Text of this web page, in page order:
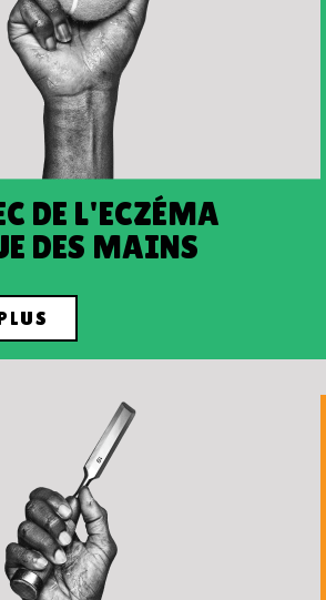
DE L'ECZÉMA
DES MAINS